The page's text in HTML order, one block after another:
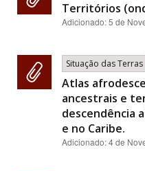
Territórios
Adicionado:5 de
Situação das Terras
Atlas
ancestrais e
descendência
e no Caribe.
Adicionado:4 de